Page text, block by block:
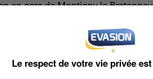
en gare de Montigny-le-
ainsi que dix vélos à assistance
à un mois maximum. Si vous
situées de part et d’autre
la maintenance technique de
Le respect de votre vie privée